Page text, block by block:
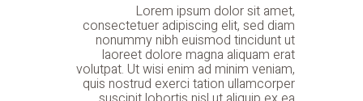
Lorem ipsum dolor sit amet,
consectetuer adipiscing elit, sed diam
nonummy nibh euismod tincidunt ut
laoreet dolore magna aliquam erat
volutpat. Ut wisi enim ad minim veniam,
quis nostrud exerci tation ullamcorper